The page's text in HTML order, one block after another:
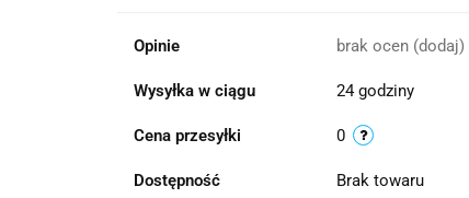
Opinie brak ocen (dodaj)
Wysyłka w ciągu 24 godziny
Cena przesyłki 0
Dostępność Brak towaru